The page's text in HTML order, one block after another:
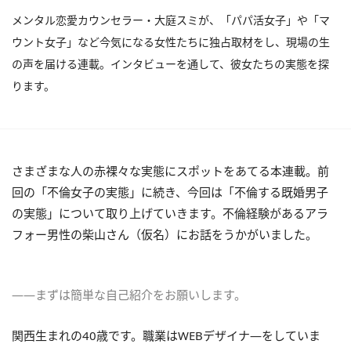
メンタル恋愛カウンセラー・大庭スミが、「パパ活女子」や「マ
ウント女子」など今気になる女性たちに独占取材をし、現場の生
の声を届ける連載。インタビューを通して、彼女たちの実態を探
ります。
さまざまな人の赤裸々な実態にスポットをあてる本連載。前
回の「不倫女子の実態」に続き、今回は「不倫する既婚男子
の実態」について取り上げていきます。不倫経験があるアラ
フォー男性の柴山さん（仮名）にお話をうかがいました。
――まずは簡単な自己紹介をお願いします。
関西生まれの40歳です。職業はWEBデザイナ―をしていま